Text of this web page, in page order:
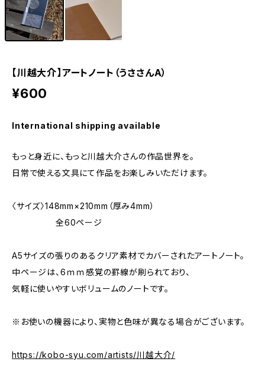
【川越大介】アートノート（うささんA）
¥600
International shipping available
もっと身近に、もっと川越大介さんの作品世界を。
日常で使える文具にて作品をお楽しみいただけます。
〈サイズ〉148mm×210mm（厚み4mm）
全60ページ
A5サイズの張りのあるクリア素材でカバーされたアートノート。
中ページは、6ｍｍ感覚の罫線が刷られており、
気軽に使いやすいボリュームのノートです。
※お使いの機器により、実物と色味が異なる場合がございます。
https://kobo-syu.com/artists/川越大介/